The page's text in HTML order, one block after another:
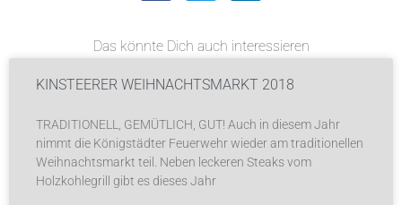
Das könnte Dich auch interessieren
KINSTEERER WEIHNACHTSMARKT 2018
TRADITIONELL, GEMÜTLICH, GUT! Auch in diesem Jahr
nimmt die Königstädter Feuerwehr wieder am traditionellen
Weihnachtsmarkt teil. Neben leckeren Steaks vom
Holzkohlegrill gibt es dieses Jahr